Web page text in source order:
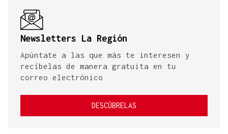
Newsletters La Región
Apúntate a las que más te interesen y
recíbelas de manera gratuita en tu
correo electrónico
DESCÚBRELAS